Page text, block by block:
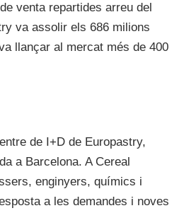
venta repartides arreu del
va assolir els 686 milions
llançar al mercat més de 400
de I+D de Europastry,
a Barcelona. A Cereal
enginyers, químics i
a les demandes i noves